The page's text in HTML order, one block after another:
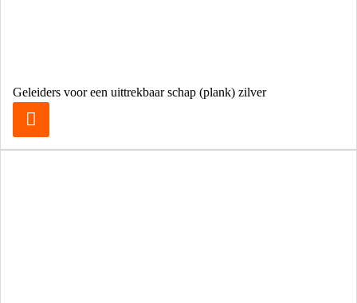
Geleiders voor een uittrekbaar schap (plank) zilver